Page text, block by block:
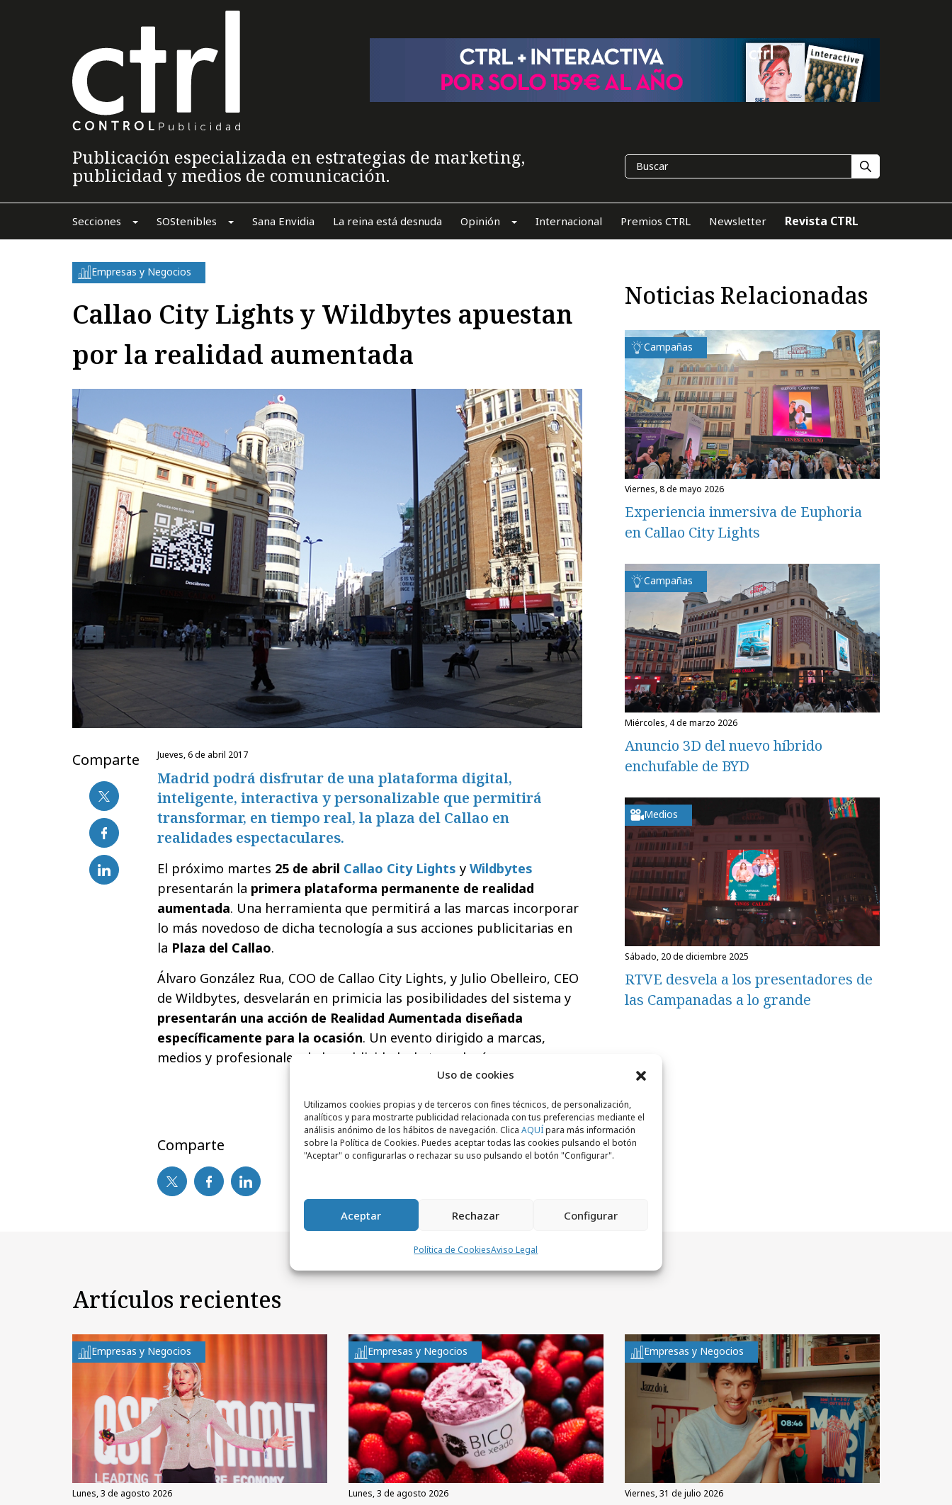
Uso de cookies
Utilizamos cookies propias y de terceros con fines técnicos, de personalización,
analíticos y para mostrarte publicidad relacionada con tus preferencias mediante el
análisis anónimo de los hábitos de navegación. Clica AQUÍpara más información
sobre la Política de Cookies. Puedes aceptar todas las cookies pulsando el botón
"Aceptar" o configurarlas o rechazar su uso pulsando el botón "Configurar".
Aceptar Rechazar Configurar
Política de CookiesAviso Legal
Publicación especializada en estrategias de marketing,
publicidad y medios de comunicación.
Secciones SOStenibles Sana Envidia La reina está desnuda Opinión Internacional Premios CTRL Newsletter Revista CTRL
Empresas y Negocios
Callao City Lights y Wildbytes apuestan
por la realidad aumentada
Comparte jueves, 6 de abril 2017
Madrid podrá disfrutar de una plataforma digital,
inteligente, interactiva y personalizable que permitirá
transformar, en tiempo real, la plaza del Callao en
realidades espectaculares.
El próximo martes 25 de abril Callao City Lights y Wildbytes
presentarán la primera plataforma permanente de realidad
aumentada. Una herramienta que permitirá a las marcas incorporar
lo más novedoso de dicha tecnología a sus acciones publicitarias en
la Plaza del Callao.
Álvaro González Rua, COO de Callao City Lights, y Julio Obelleiro, CEO
de Wildbytes, desvelarán en primicia las posibilidades del sistema y
presentarán una acción de Realidad Aumentada diseñada
específicamente para la ocasión. Un evento dirigido a marcas,
medios y profesionales de la publicidad y la tecnología.
Comparte
Noticias Relacionadas
Campañas
viernes, 8 de mayo 2026
Experiencia inmersiva de Euphoria
en Callao City Lights
Campañas
miércoles, 4 de marzo 2026
Anuncio 3D del nuevo híbrido
enchufable de BYD
Medios
sábado, 20 de diciembre 2025
RTVE desvela a los presentadores de
las Campanadas a lo grande
Artículos recientes
Empresas y Negocios
lunes, 3 de agosto 2026
Empresas y Negocios
lunes, 3 de agosto 2026
Empresas y Negocios
viernes, 31 de julio 2026